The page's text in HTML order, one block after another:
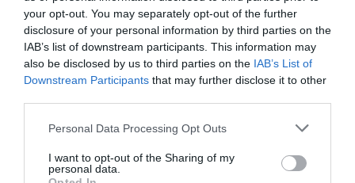
your opt-out. You may separately opt-out of the further
disclosure of your personal information by third parties on the
IAB’s list of downstream participants. This information may
also be disclosed by us to third parties on the IAB’s List of
Downstream Participants that may further disclose it to other
Please note that this website/app uses one or more Google
not limited to your visit or usage behaviour. You may click to
grant or deny consent to Google and its third-party tags to
Personal Data Processing Opt Outs
I want to opt-out of the Sharing of my
personal data.
Nem 100%-ban végleges:
Hormonális változások (pl. terhesség, menopauza)
hatására a szőr visszanőhet, vagy új szőrszálak
jelenhetnek meg.
teljesítményűek, mint a szalonos változatok. Jó
kiegészítés lehet fenntartó kezelésre, de ha komoly